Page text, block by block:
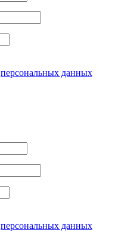
персональных данных
персональных данных